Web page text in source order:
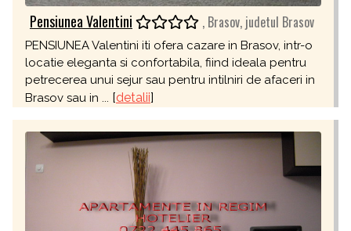
Pensiunea Valentini , Brasov, judetul Brasov
PENSIUNEA Valentini iti ofera cazare in Brasov, intr-o
locatie eleganta si confortabila, fiind ideala pentru
petrecerea unui sejur sau pentru intilniri de afaceri in
Brasov sau in ... [detalii]